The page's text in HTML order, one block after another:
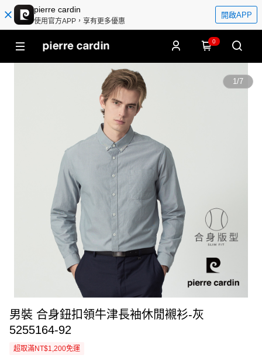
pierre cardin
使用官方APP，享有更多優惠
開啟APP
0
1/7
男裝 合身鈕扣領牛津長袖休閒襯衫-灰
5255164-92
超取滿NT$1,200免運